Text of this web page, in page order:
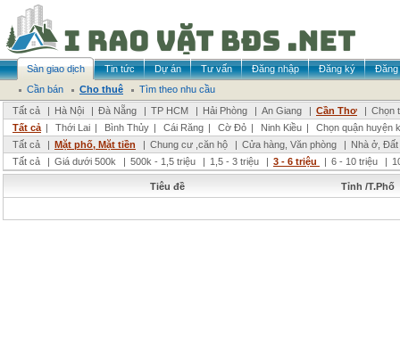
Sàn giao dịch Tin tức Dự án Tư vấn Đăng nhập Đăng ký
Đăng
Cần bán
Cho thuê
Tìm theo nhu cầu
Tất cả
| Hà Nội | Đà Nẵng | TP HCM | Hải Phòng | An Giang | Cần Thơ | Chọn
Tất cả | Thới Lai | Bình Thủy | Cái Răng | Cờ Đỏ | Ninh Kiều |
Chọn quận huyện
Tất cả
| Mặt phố, Mặt tiền | Chung cư ,căn hộ | Cửa hàng, Văn phòng | Nhà ở,
Tất cả
| Giá dưới 500k | 500k - 1,5 triệu | 1,5 - 3 triệu | 3 - 6 triệu | 6 - 10 triệu |
Tiêu đề Tỉnh /T.Phố